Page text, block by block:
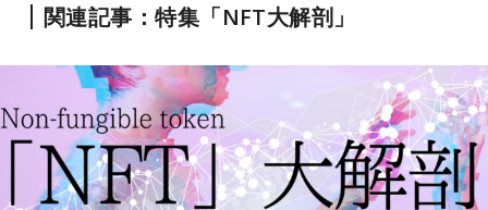
関連記事：特集「NFT大解剖」